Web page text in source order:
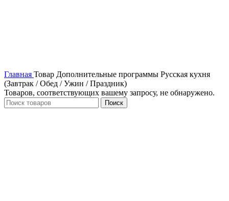
Главная Товар Дополнительные программы Русская кухня
(Завтрак / Обед / Ужин / Праздник)
Товаров, соответствующих вашему запросу, не обнаружено.
Поиск